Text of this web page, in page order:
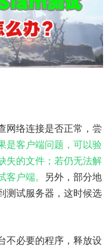
网络连接是否正常，尝
是客户端问题，可以验
失的文件；若仍无法解
户端。 另外，部分地
测试服务器，这时候选
不必要的程序，释放设